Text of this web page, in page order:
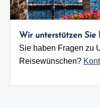
Wir unterstützen Sie
Sie haben Fragen zu
Reisewünschen?